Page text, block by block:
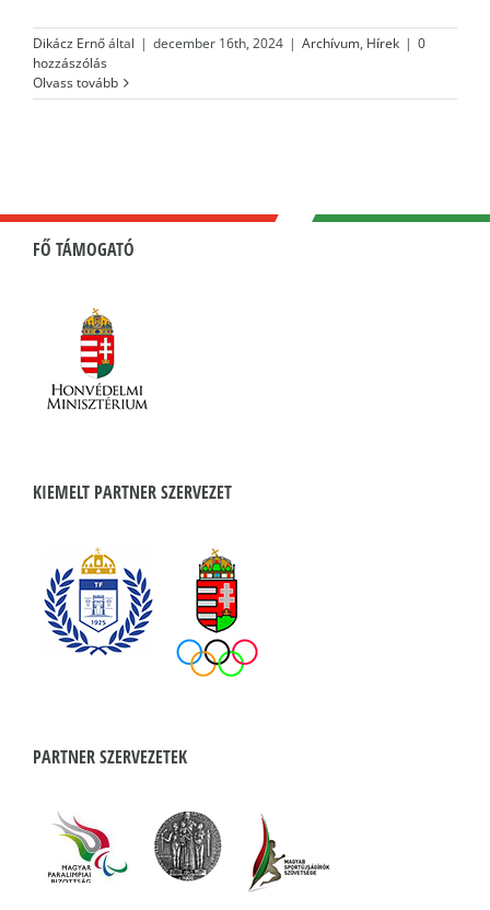
Dikácz Ernőáltal | december 16th, 2024 | Archívum, Hírek | 0
hozzászólás
Olvass tovább
FŐ TÁMOGATÓ
KIEMELT PARTNER SZERVEZET
PARTNER SZERVEZETEK